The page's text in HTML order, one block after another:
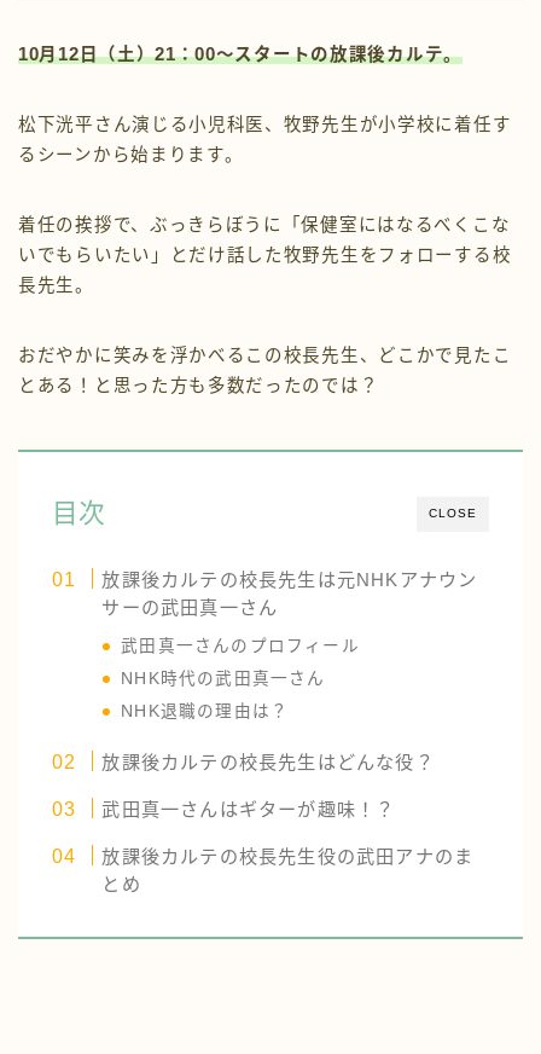
10月12日（土）21：00〜スタートの放課後カルテ。
松下洸平さん演じる小児科医、牧野先生が小学校に着任す
るシーンから始まります。
着任の挨拶で、ぶっきらぼうに「保健室にはなるべくこな
いでもらいたい」とだけ話した牧野先生をフォローする校
長先生。
おだやかに笑みを浮かべるこの校長先生、どこかで見たこ
とある！と思った方も多数だったのでは？
CLOSE
目次
放課後カルテの校長先生は元NHKアナウン
サーの武田真一さん
武田真一さんのプロフィール
NHK時代の武田真一さん
NHK退職の理由は？
放課後カルテの校長先生はどんな役？
武田真一さんはギターが趣味！？
放課後カルテの校長先生役の武田アナのま
とめ